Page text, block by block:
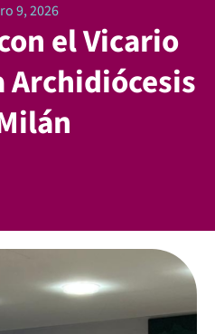
9, 2026
el Vicario
Archidiócesis